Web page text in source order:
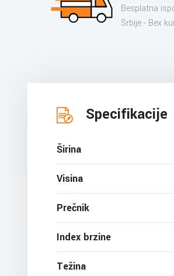
Besplatna
Srbije - Bex
Specifikacije
Širina
Visina
Prečnik
Index brzine
Težina